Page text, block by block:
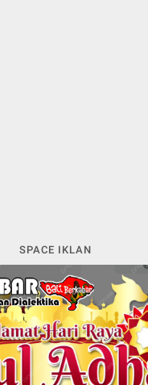
SPACE IKLAN